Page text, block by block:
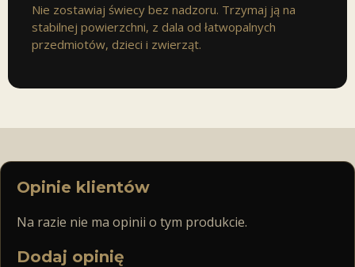
Nie zostawiaj świecy bez nadzoru. Trzymaj ją na
stabilnej powierzchni, z dala od łatwopalnych
przedmiotów, dzieci i zwierząt.
Opinie klientów
Na razie nie ma opinii o tym produkcie.
Dodaj opinię